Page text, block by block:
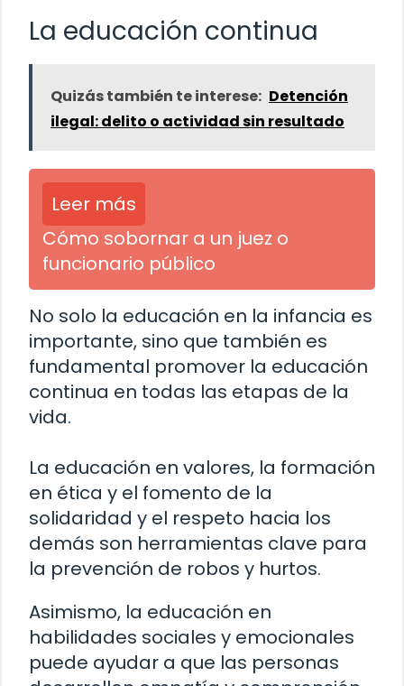
La educación continua
Quizás también te interese: Detención
ilegal: delito o actividad sin resultado
Leer más
Cómo sobornar a un juez o
funcionario público
No solo la educación en la infancia es
importante, sino que también es
fundamental promover la educación
continua en todas las etapas de la
vida.
La educación en valores, la formación
en ética y el fomento de la
solidaridad y el respeto hacia los
demás son herramientas clave para
la prevención de robos y hurtos.
Asimismo, la educación en
habilidades sociales y emocionales
puede ayudar a que las personas